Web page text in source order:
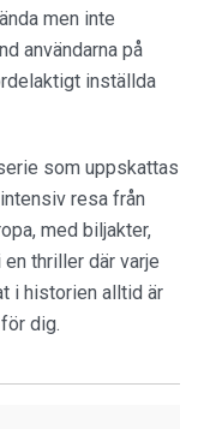
men inte
användarna på
inställda
som uppskattas
resa från
med biljakter,
thriller där varje
i historien alltid är
dig.